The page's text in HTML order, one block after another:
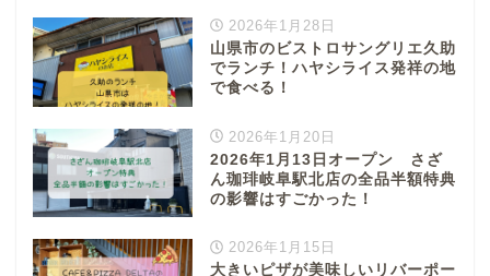
2026年1月28日
山県市のビストロサングリエ久助
でランチ！ハヤシライス発祥の地
で食べる！
2026年1月20日
2026年1月13日オープン さざ
ん珈琲岐阜駅北店の全品半額特典
の影響はすごかった！
2026年1月15日
大きいピザが美味しいリバーポー